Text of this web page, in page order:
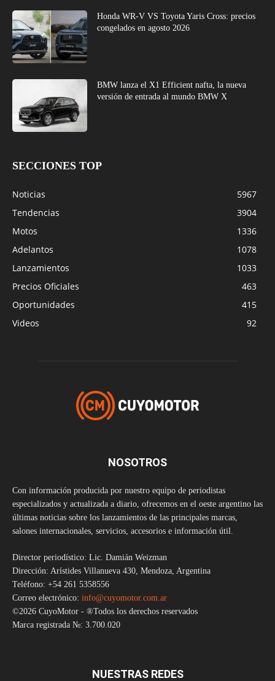
Honda WR-V VS Toyota Yaris Cross: precios
congelados en agosto 2026
BMW lanza el X1 Efficient nafta, la nueva
versión de entrada al mundo BMW X
SECCIONES TOP
Noticias
5967
Tendencias
3904
Motos
1336
Adelantos
1078
Lanzamientos
1033
Precios Oficiales
463
Oportunidades
415
Videos
92
NOSOTROS
Con información producida por nuestro equipo de periodistas
especializados y actualizada a diario, ofrecemos en el oeste argentino las
últimas noticias sobre los lanzamientos de las principales marcas,
salones internacionales, servicios, accesorios e información útil.
Director periodístico: Lic. Damián Weizman
Dirección: Arístides Villanueva 430, Mendoza, Argentina
Teléfono: +54 261 5358556
Correo electrónico: info@cuyomotor.com.ar
©2026 CuyoMotor - ®Todos los derechos reservados
Marca registrada №: 3.700.020
NUESTRAS REDES